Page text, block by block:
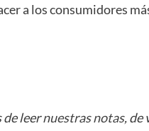
a los consumidores
de leernuestras notas, de